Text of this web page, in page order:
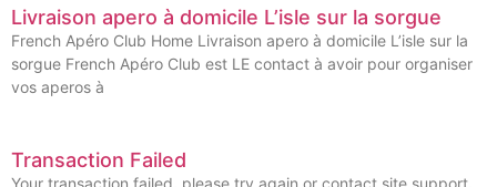
Livraison apero à domicile L’isle sur la sorgue
French Apéro Club Home Livraison apero à domicile L’isle sur la
sorgue French Apéro Club est LE contact à avoir pour organiser
vos aperos à
Transaction Failed
Your transaction failed, please try again or contact site support.